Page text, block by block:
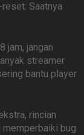
Saatnya
jam, jangan
streamer
bantu player
rincian
memperbaiki bug